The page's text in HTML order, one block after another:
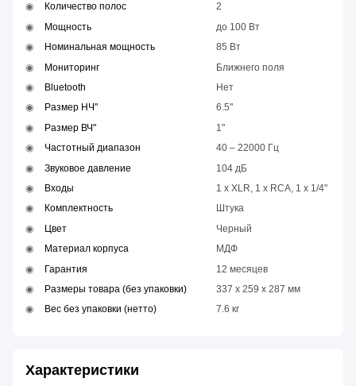
Количество полос
2
Мощность
до 100 Вт
Номинальная мощность
85 Вт
Мониторинг
Ближнего поля
Bluetooth
Нет
Размер НЧ"
6.5"
Размер ВЧ"
1"
Частотный диапазон
40 – 22000 Гц
Звуковое давление
104 дБ
Входы
1 x XLR, 1 x RCA, 1 x 1/4"
Комплектность
Штука
Цвет
Черный
Материал корпуса
МДФ
Гарантия
12 месяцев
Размеры товара (без упаковки)
337 x 259 x 287 мм
Вес без упаковки (нетто)
7.6 кг
Характеристики